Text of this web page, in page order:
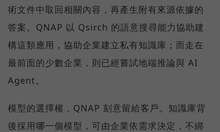
術文件中取回相關內容，再產生附有來源依據的
答案。QNAP 以 Qsirch 的語意搜尋能力協助建
構這類應用，協助企業建立私有知識庫；而走在
最前面的少數企業，則已經嘗試地端推論與 AI
Agent。
模型的選擇權，QNAP 刻意留給客戶。知識庫背
後採用哪一個模型，可由企業依需求決定，不綁